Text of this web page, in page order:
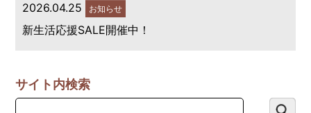
2026.04.25 お知らせ
新生活応援SALE開催中！
サイト内検索